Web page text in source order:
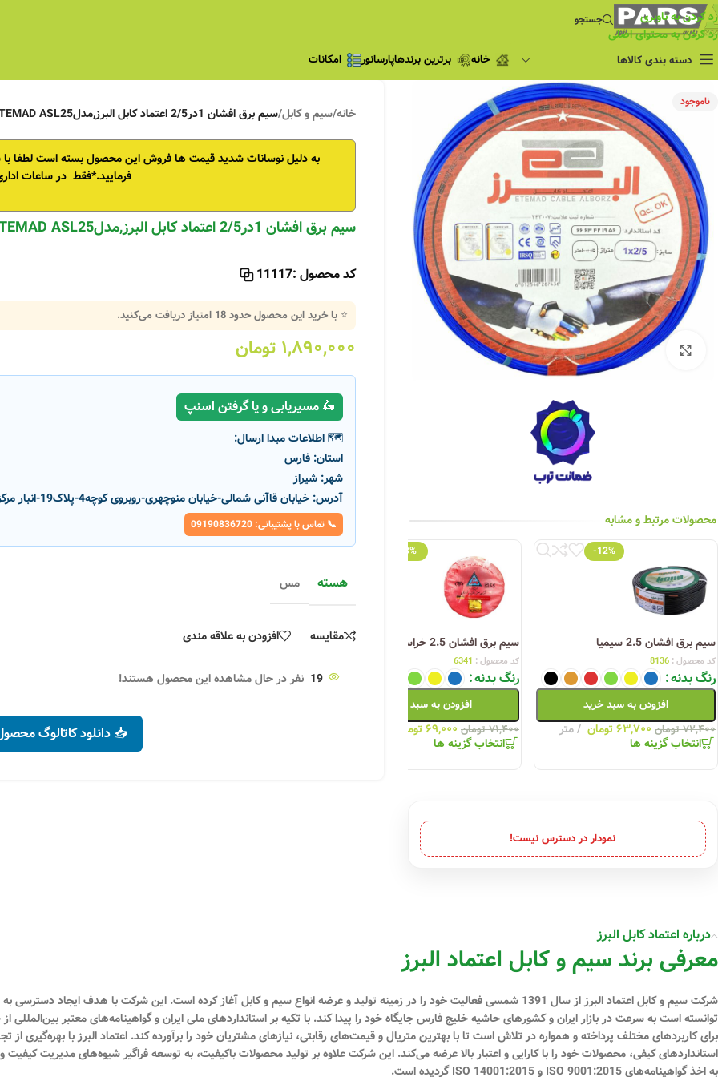
رد کردن به ناوبری
رد کردن به محتوای اصلی
جستجو
دسته بندی کالاها
چراغ مطالعه
فروش ویژه
چراغ اضطراری و
شارژی
فروش ویژه
لامپ
ریسه شلنگی و لاین نوری
پروژکتور و نورافکن
چراغ
چراغ خطی
چراغ توکار
چراغ آویز
چراغ استادیومی
چراغ سقفی (هالوژن)
خانه برترین برندهاپارسانور امکانات
ناموجود
بزرگنمایی تصویر
محصولات مرتبط و مشابه
-12%
سیم برق افشان 2.5 سیمیا
کد محصول : 8136
رنگ بدنه
افزودن به سبد خرید
۷۲,۴۰۰ تومان ۶۳,۷۰۰تومان متر
انتخاب گزینه ها
-3%
سیم برق افشان 2.5 خراسان افشار نژاد
کد محصول : 6341
رنگ بدنه
افزودن به سبد خرید
۷۱,۴۰۰ تومان ۶۹,۰۰۰تومان
انتخاب گزینه ها
-11%
سیم مسی افشان دراک سایز 2.5
رنگ بدنه سیم ۲.۵ افشان به سیم اصفهان
افزودن به سبد
۷۱,۸۰۰تومان
نمودار در دسترس نیست!
خانه/سیم و کابل/سیم برق افشان 1در2/5 اعتماد کابل البرز,مدلETEMAD ASL25 تمام مس
به دلیل نوسانات شدید قیمت ها فروش این محصول بسته استلطفا
فرمایید.*فقط در ساعات
سیم برق افشان 1در2/5 اعتماد کابل البرز,مدلETEMAD ASL25 تمام مس
کد محصول :11117
⭐ با خرید این محصول حدود18 امتیاز دریافت می‌کنید.
۱,۸۹۰,۰۰۰ تومان
🛵 مسیریابی و یا گرفتن اسنپ
🗺️ اطلاعات مبدا ارسال:
استان:فارس
شهر:شیراز
آدرس:خیابان قاآنی شمالی-خیابان منوچهری-روبروی کوچه4-پلاک19-انبار مرکزی پارسانور
📞 تماس با پشتیبانی: 09190836720
هسته مس
مقایسه افزودن به علاقه مندی
19 نفر در حال مشاهده این محصول هستند!
📥 دانلود کاتالوگ
درباره اعتماد کابل البرز
معرفی برند سیم و کابل اعتماد البرز
شرکت سیم و کابل اعتماد البرز از سال 1391 شمسی فعالیت خود را در زمینه تولید و عرضه انواع سیم و کابل آغاز کرده است. این شرکت با هدف
برای کاربردهای مختلف پرداخته و همواره در تلاش است تا با بهترین متریال و قیمت‌های رقابتی، نیازهای مشتریان خود را برآورده کند. اعتماد البرز با بهره‌گیری
استانداردهای کیفی، محصولات خود را با کارایی و اعتبار بالا عرضه می‌کند. این شرکت علاوه بر تولید محصولات باکیفیت، به توسعه فراگیر شیوه‌های مدیریت
به اخذ گواهینامه‌های ISO 9001:2015 و ISO 14001:2015 گردیده است.